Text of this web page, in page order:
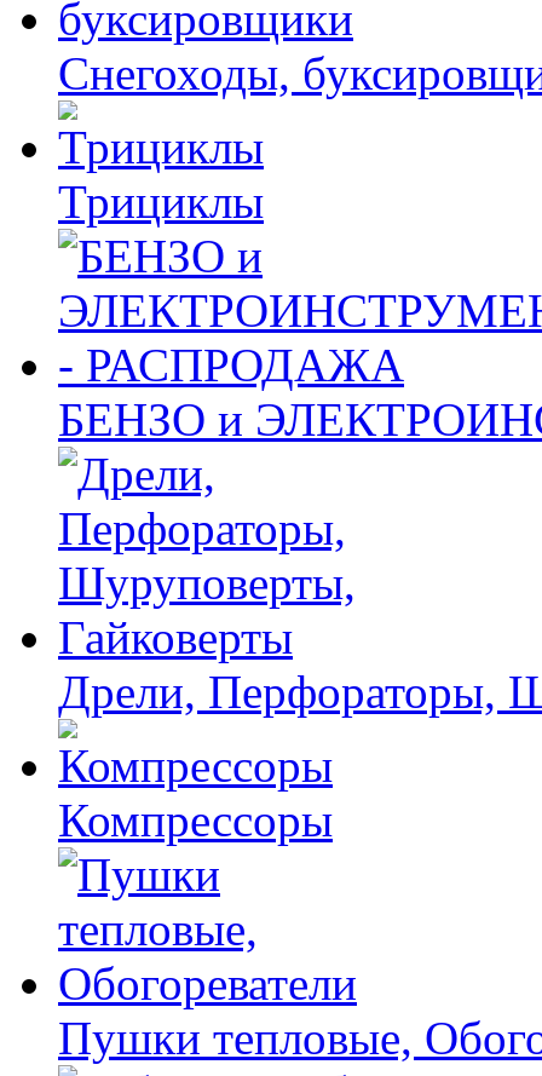
Снегоходы,
Трициклы
БЕНЗО и
Дрели, Перфораторы,
Компрессоры
Пушки тепловые,